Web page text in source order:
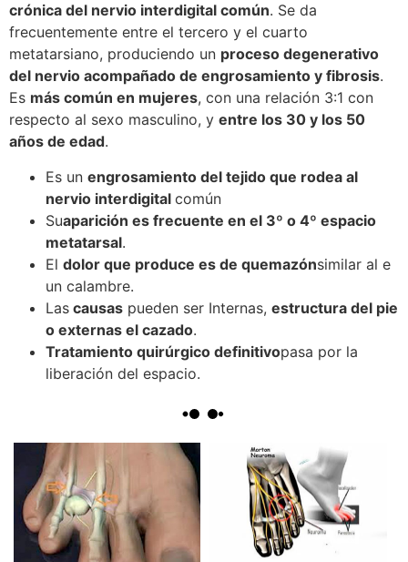
crónica del nervio interdigital común. Se da
frecuentemente entre el tercero y el cuarto
metatarsiano, produciendo un proceso degenerativo
del nervio acompañado de engrosamiento y fibrosis.
Es más común en mujeres, con una relación 3:1 con
respecto al sexo masculino, y entre los 30 y los 50
años de edad.
Es un engrosamiento del tejido que rodea al
nervio interdigital común
Suaparición es frecuente en el 3º o 4º espacio
metatarsal.
El dolor que produce es de quemazónsimilar al e
un calambre.
Las causas pueden ser Internas, estructura del pie
o externas el cazado.
Tratamiento quirúrgico definitivopasa por la
liberación del espacio.